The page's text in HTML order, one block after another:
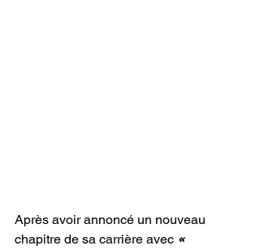
Après avoir annoncé un nouveau
chapitre de sa carrière avec «